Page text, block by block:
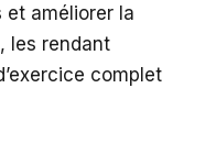
et améliorer la
les rendant
complet